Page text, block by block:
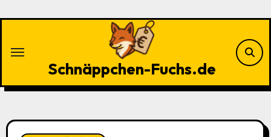
Schnäppchen-Fuchs.de